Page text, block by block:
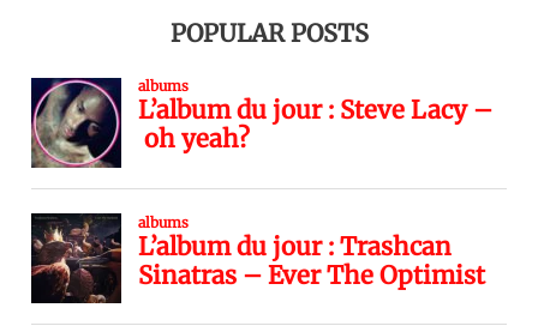
POPULAR POSTS